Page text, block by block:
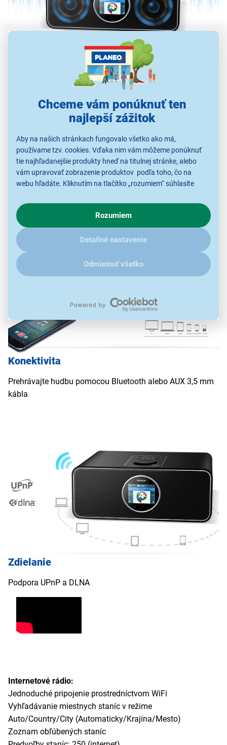
Chceme vám ponúknuť ten
najlepší zážitok
Aby na našich stránkach fungovalo všetko ako má,
používame tzv. cookies. Vďaka nim vám môžeme ponúknuť
tie najhľadanejšie produkty hneď na titulnej stránke, alebo
vám upravovať zobrazenie produktov podľa toho, čo na
webu hľadáte. Kliknutím na tlačítko „rozumiem“ súhlasíte
o chovaní na webe pre zobrazovaní cielených reklám.
V prípade že vás zaujímajú detaily, ako u nás s cookies a
ďalšími údaji pracujeme, kliknitesem.
Rozumiem
Detailné nastavenie
Odmietnuť všetko
Celkový výkon 14W obstarajú dva 7W reproduktory tak,
aby poskytli čo najlepší zvuk
AirMusic aplikácia
Ovládajte pomocou aplikácie dostupné na Android či iOS.
Konektivita
Prehrávajte hudbu pomocou Bluetooth alebo AUX 3,5 mm
kábla
Zdielanie
Podpora UPnP a DLNA
Internetové rádio:
Jednoduché pripojenie prostredníctvom WiFi
Vyhľadávanie miestnych staníc v režime
Auto/Country/City (Automaticky/Krajina/Mesto)
Zoznam obľúbených staníc